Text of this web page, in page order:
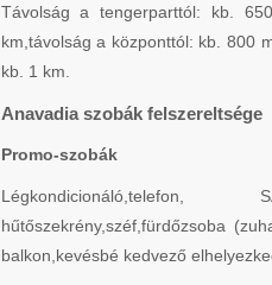
Távolság a tengerparttól: kb.
km,távolság a központtól: kb. 800
kb. 1 km.
Anavadia szobák felszereltsége
Promo-szobák
Légkondicionáló,telefon,
hűtőszekrény,széf,fürdőzsoba
balkon,kevésbé kedvező